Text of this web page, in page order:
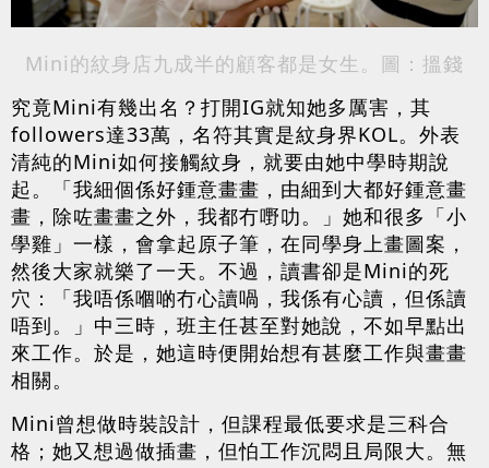
Mini的紋身店九成半的顧客都是女生。圖：搵錢
究竟Mini有幾出名？打開IG就知她多厲害，其
followers達33萬，名符其實是紋身界KOL。外表
清純的Mini如何接觸紋身，就要由她中學時期說
起。「我細個係好鍾意畫畫，由細到大都好鍾意畫
畫，除咗畫畫之外，我都冇嘢叻。」她和很多「小
學雞」一樣，會拿起原子筆，在同學身上畫圖案，
然後大家就樂了一天。不過，讀書卻是Mini的死
穴：「我唔係嗰啲冇心讀喎，我係有心讀，但係讀
唔到。」中三時，班主任甚至對她說，不如早點出
來工作。於是，她這時便開始想有甚麼工作與畫畫
相關。
Mini曾想做時裝設計，但課程最低要求是三科合
格；她又想過做插畫，但怕工作沉悶且局限大。無